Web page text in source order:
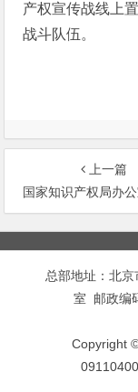
产权宣传战线上
战斗队伍。
上一篇
国家知识产权局办公室关于印发《2008
文
章
总部地址：北
室 邮政编
Copyright